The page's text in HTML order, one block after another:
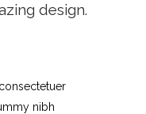
design.
nibh